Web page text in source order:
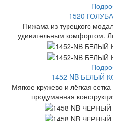
1520
Пижама из турецкого
удивительным комфортом.
1452-NB БЕЛЫЙ
Мягкое кружево и лёгкая
продуманная